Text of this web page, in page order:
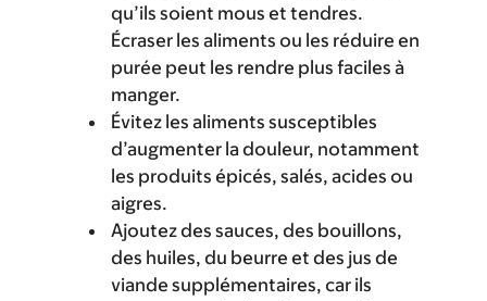
qu’ils soient mous et tendres.
Écraser les aliments ou les réduire en
purée peut les rendre plus faciles à
manger.
Évitez les aliments susceptibles
d’augmenter la douleur, notamment
les produits épicés, salés, acides ou
aigres.
Ajoutez des sauces, des bouillons,
des huiles, du beurre et des jus de
viande supplémentaires, car ils